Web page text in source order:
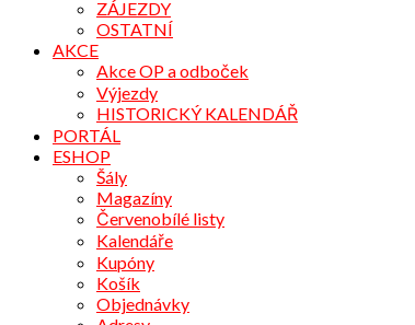
ZÁJEZDY
OSTATNÍ
AKCE
Akce OP a odboček
Výjezdy
HISTORICKÝ KALENDÁŘ
PORTÁL
ESHOP
Šály
Magazíny
Červenobílé listy
Kalendáře
Kupóny
Košík
Objednávky